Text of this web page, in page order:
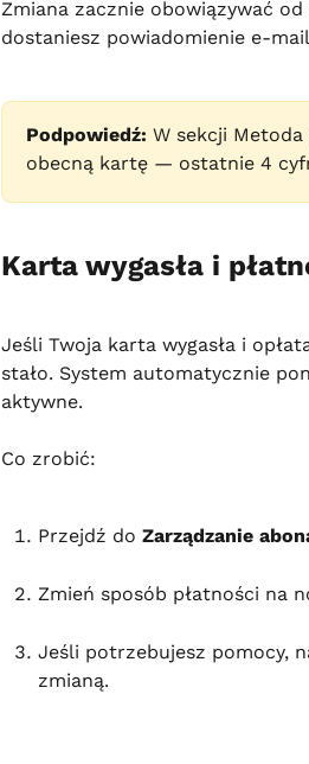
Zmiana zacznie obowiązywać
dostaniesz powiadomienie e-
Podpowiedź: W sekcji
obecną kartę — ostatnie 4
Karta wygasła i
Jeśli Twoja karta wygasła i
stało. System automatycznie
aktywne.
Co zrobić:
Przejdź do Zarządzanie
Zmień sposób płatności na
Jeśli potrzebujesz pomocy,
zmianą.